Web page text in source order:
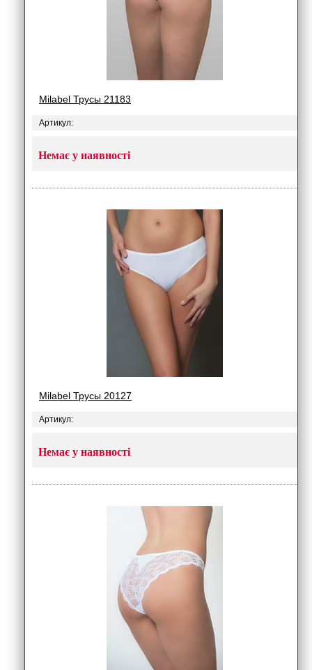
Milabel Трусы 21183
Артикул:
Немає у наявності
Milabel Трусы 20127
Артикул:
Немає у наявності